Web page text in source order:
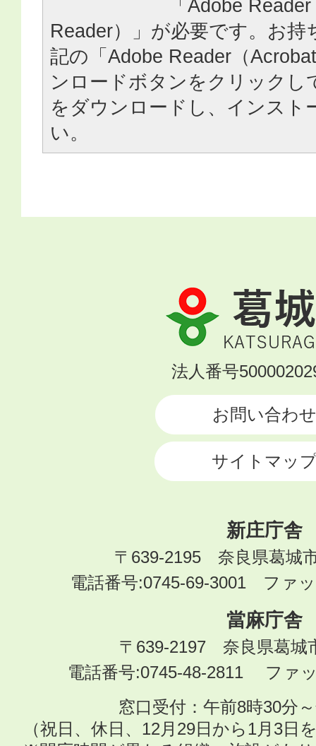
「Adobe
Reader）」が必要です。お持
記の「Adobe Reader（
ンロードボタンをクリックし
をダウンロードし、インスト
い。
葛
城
市
KATSURAGI
法人番号
お問い合わせ
サイトマッ
新庄庁舎
〒639-2195 奈良県葛城
電話番号:0745-69-3001 ファ
當麻庁舎
〒639-2197 奈良県葛城
電話番号:0745-48-2811 ファ
窓口受付：午前8時30分
（祝日、休日、12月29日から1月3日